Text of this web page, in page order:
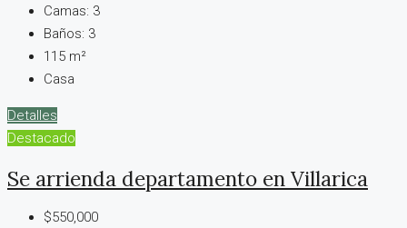
Camas: 3
Baños: 3
115 m²
Casa
Detalles
Destacado
Se arrienda departamento en Villarica
$550,000